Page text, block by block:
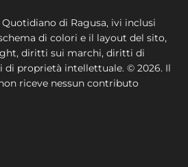
Quotidiano di Ragusa, ivi inclusi
di colori e il layout del sito,
diritti sui marchi, diritti di
di proprietà intellettuale. © 2026. Il
riceve nessun contributo